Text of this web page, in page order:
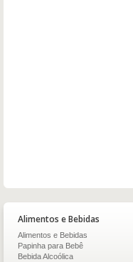
Alimentos e Bebidas
Alimentos e Bebidas
Papinha para Bebê
Bebida Alcoólica